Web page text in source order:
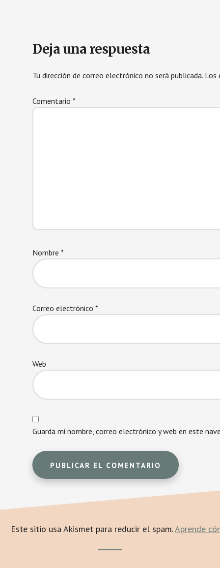
Interacciones
lectores
Deja una respuesta
Tu dirección de correo electrónico no será publicada. Los
Comentario*
Nombre*
Correo electrónico*
Web
Guarda mi nombre, correo electrónico y web en este
Este sitio usa Akismet para reducir el spam.Aprende